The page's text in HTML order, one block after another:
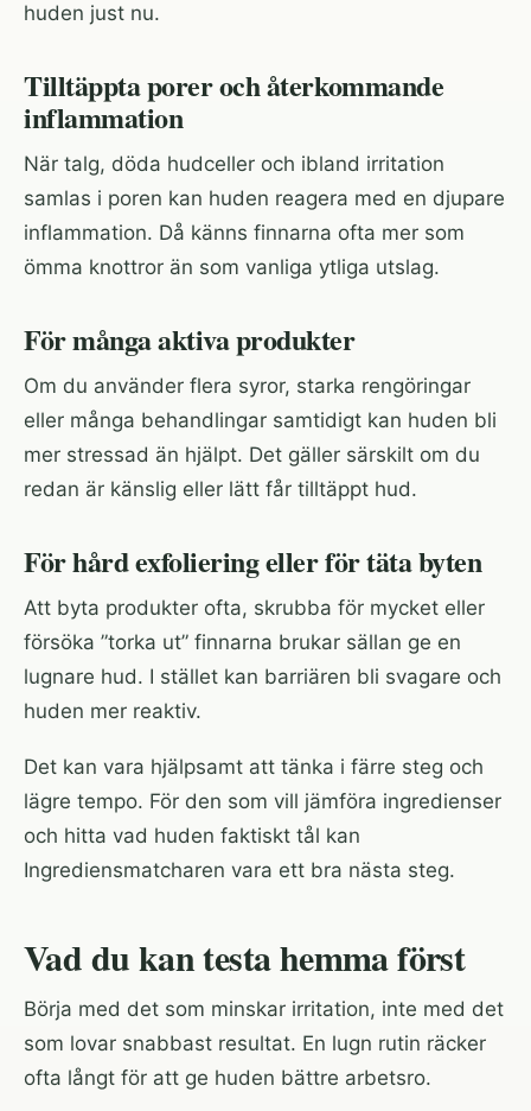
huden just nu.
Tilltäppta porer och återkommande
inflammation
När talg, döda hudceller och ibland irritation
samlas i poren kan huden reagera med en djupare
inflammation. Då känns finnarna ofta mer som
ömma knottror än som vanliga ytliga utslag.
För många aktiva produkter
Om du använder flera syror, starka rengöringar
eller många behandlingar samtidigt kan huden bli
mer stressad än hjälpt. Det gäller särskilt om du
redan är känslig eller lätt får tilltäppt hud.
För hård exfoliering eller för täta byten
Att byta produkter ofta, skrubba för mycket eller
försöka ”torka ut” finnarna brukar sällan ge en
lugnare hud. I stället kan barriären bli svagare och
huden mer reaktiv.
Det kan vara hjälpsamt att tänka i färre steg och
lägre tempo. För den som vill jämföra ingredienser
och hitta vad huden faktiskt tål kan
Ingrediensmatcharen vara ett bra nästa steg.
Vad du kan testa hemma först
Börja med det som minskar irritation, inte med det
som lovar snabbast resultat. En lugn rutin räcker
ofta långt för att ge huden bättre arbetsro.